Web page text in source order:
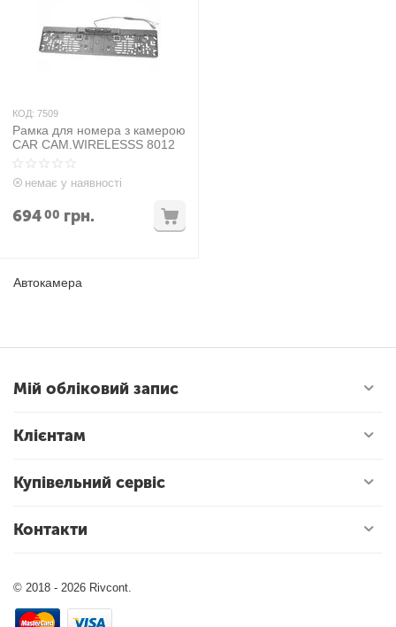
Автокамера
КОД: 7509
Рамка для номера з камерою
CAR CAM.WIRELESSS 8012
немає у наявності
69400 грн.
Мій обліковий запис
Клієнтам
Купівельний сервіс
Контакти
© 2018 - 2026 Rivcont.